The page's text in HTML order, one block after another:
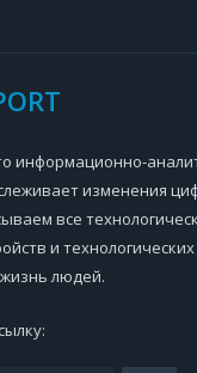
информационно-
изменения
все
и
людей.